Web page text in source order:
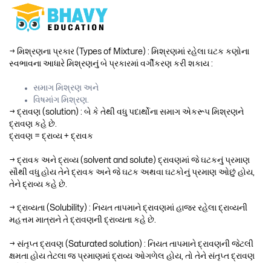
→ મિશ્રણના પ્રકાર (Types of Mixture) : મિશ્રણમાં રહેલા ઘટક કણોના
સ્વભાવના આધારે મિશ્રણનું બે પ્રકારમાં વર્ગીકરણ કરી શકાય :
સમાગ મિશ્રણ અને
વિષમાંગ મિશ્રણ.
→ દ્રાવણ (solution) : બે કે તેથી વધુ પદાર્થોના સમાગ એકરૂપ મિશ્રણને
દ્રાવણ કહે છે.
દ્રાવણ = દ્રાવ્ય + દ્રાવક
→ દ્રાવક અને દ્રાવ્ય (solvent and solute) દ્રાવણમાં જે ઘટકનું પ્રમાણ
સૌથી વધુ હોય તેને દ્રાવક અને જે ઘટક અથવા ઘટકોનું પ્રમાણ ઓછું હોય,
તેને દ્રાવ્ય કહે છે.
→ દ્રાવ્યતા (Solubility) : નિયત તાપમાને દ્રાવણમાં હાજર રહેલા દ્રાવ્યની
મહત્તમ માત્રાને તે દ્રાવણની દ્રાવ્યતા કહે છે.
→ સંતૃપ્ત દ્રાવણ (Saturated solution) : નિયત તાપમાને દ્રાવણની જેટલી
ક્ષમતા હોય તેટલા જ પ્રમાણમાં દ્રાવ્ય ઓગળેલ હોય, તો તેને સંતૃપ્ત દ્રાવણ